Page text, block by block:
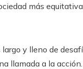
más
y lleno de
llamada a la